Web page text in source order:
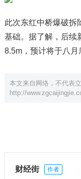
此次东红中桥爆破拆
基础。据了解，后续
8.5m，预计将于八
本文来自网络，不代表
http://
财经街 作者